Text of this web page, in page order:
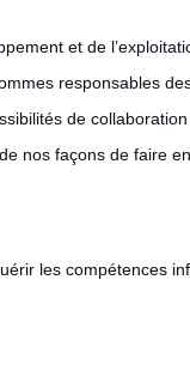
et de
responsables
de
nos façons de faire
les compétences